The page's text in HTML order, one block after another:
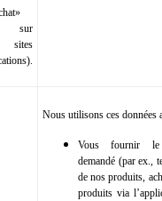
sur
Nous utilisons ces données
Vous fournir le
demandé (par ex.,
de nos produits,
produits via